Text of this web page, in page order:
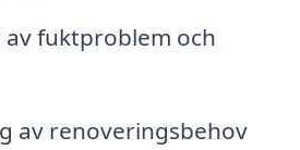
fuktproblem och
av renoveringsbehov